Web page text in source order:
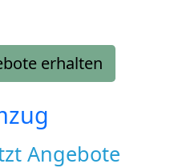
erhalten
Angebote